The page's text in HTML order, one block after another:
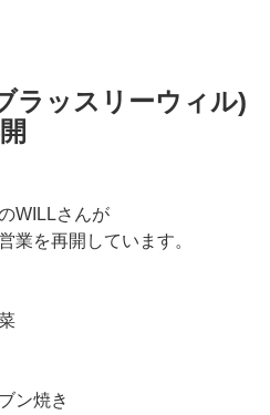
ラッスリーウィル)
WILLさんが
業を再開しています。
ン焼き